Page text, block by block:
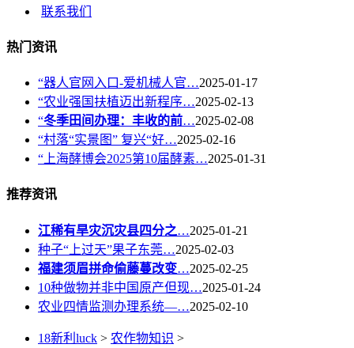
联系我们
热门资讯
“器人官网入口-爱机械人官…2025-01-17
“农业强国扶植迈出新程序…2025-02-13
“冬季田间办理：丰收的前…2025-02-08
“村落“实景图” 复兴“好…2025-02-16
“上海酵博会2025第10届酵素…2025-01-31
推荐资讯
江稀有旱灾沉灾县四分之…2025-01-21
种子“上过天”果子东莞…2025-02-03
福建须眉拼命偷藤蔓改变…2025-02-25
10种做物并非中国原产但现…2025-01-24
农业四情监测办理系统—…2025-02-10
18新利luck > 农作物知识 >